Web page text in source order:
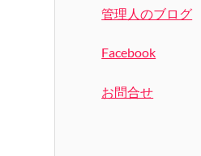
管理人のブログ
Facebook
お問合せ